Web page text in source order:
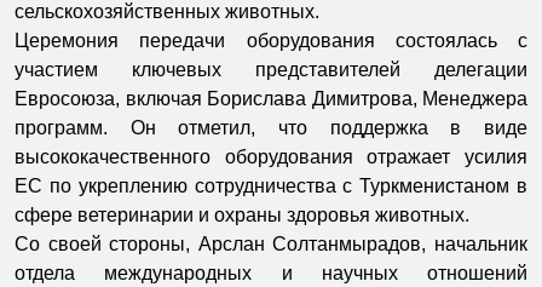
сельскохозяйственных животных.
Церемония передачи оборудования состоялась с
участием ключевых представителей делегации
Евросоюза, включая Борислава Димитрова, Менеджера
программ. Он отметил, что поддержка в виде
высококачественного оборудования отражает усилия
ЕС по укреплению сотрудничества с Туркменистаном в
сфере ветеринарии и охраны здоровья животных.
Со своей стороны, Арслан Солтанмырадов, начальник
отдела международных и научных отношений